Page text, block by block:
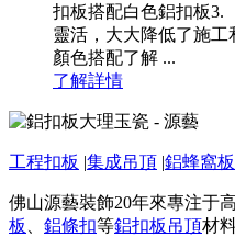
扣板搭配白色鋁扣
靈活，大大降低了施
顏色搭配了解 ...
了解詳情
工程扣板 |集成吊頂 |鋁蜂窩板
佛山源藝裝飾20年來專注于
板
鋁條扣等鋁扣板吊頂材